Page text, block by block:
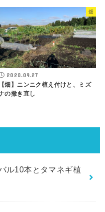
畑
2020.09.27
【畑】ニンニク植え付けと、ミズ
の撒き直し
ル10本とタマネギ植